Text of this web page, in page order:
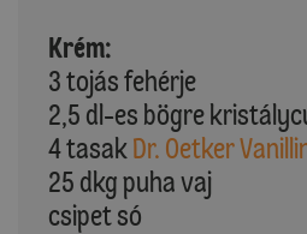
Krém:
3 tojás fehérje
2,5 dl-es bögre
4 tasak Dr. Oetker
25 dkg puha vaj
csipet só